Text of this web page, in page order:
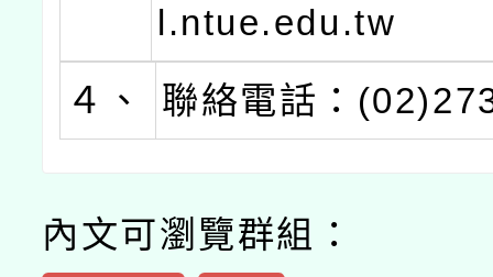
l.ntue.edu.tw
４、
聯絡電話：
內文可瀏覽群組：